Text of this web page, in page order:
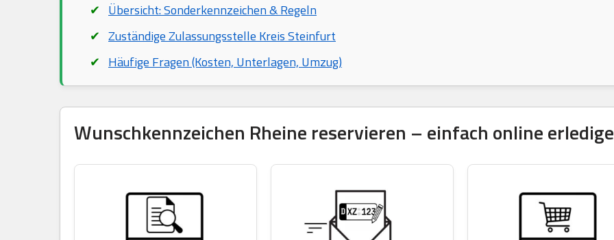
Übersicht: Sonderkennzeichen & Regeln
Zuständige Zulassungsstelle Kreis Steinfurt
Häufige Fragen (Kosten, Unterlagen, Umzug)
Wunschkennzeichen Rheine reservieren – einfach online